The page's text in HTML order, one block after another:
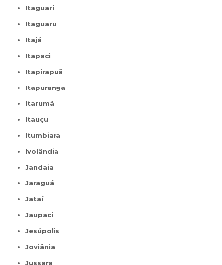
Itaguari
Itaguaru
Itajá
Itapaci
Itapirapuã
Itapuranga
Itarumã
Itauçu
Itumbiara
Ivolândia
Jandaia
Jaraguá
Jataí
Jaupaci
Jesúpolis
Joviânia
Jussara